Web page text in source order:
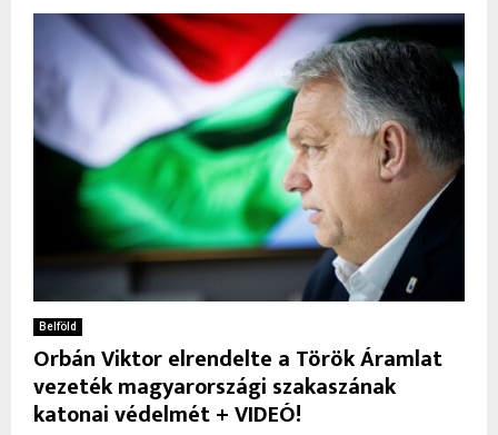
Belföld
Orbán Viktor elrendelte a Török Áramlat
vezeték magyarországi szakaszának
katonai védelmét + VIDEÓ!